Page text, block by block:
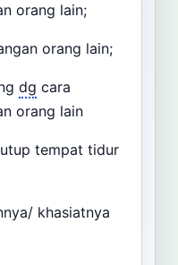
orang lain;
orang lain;
dg cara
orang lain
tempat tidur
khasiatnya